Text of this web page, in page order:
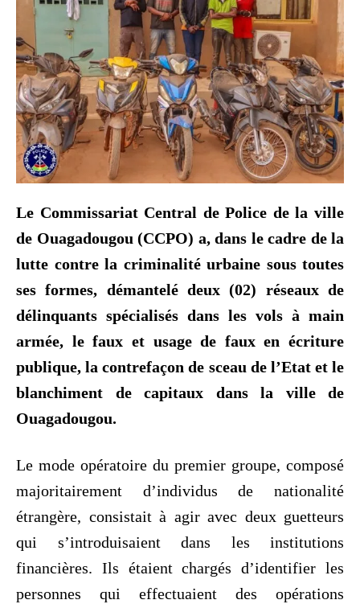
Le Commissariat Central de Police de la ville
de Ouagadougou (CCPO) a, dans le cadre de la
lutte contre la criminalité urbaine sous toutes
ses formes, démantelé deux (02) réseaux de
délinquants spécialisés dans les vols à main
armée, le faux et usage de faux en écriture
publique, la contrefaçon de sceau de l’Etat et le
blanchiment de capitaux dans la ville de
Ouagadougou.
Le mode opératoire du premier groupe, composé
majoritairement d’individus de nationalité
étrangère, consistait à agir avec deux guetteurs
qui s’introduisaient dans les institutions
financières. Ils étaient chargés d’identifier les
personnes qui effectuaient des opérations